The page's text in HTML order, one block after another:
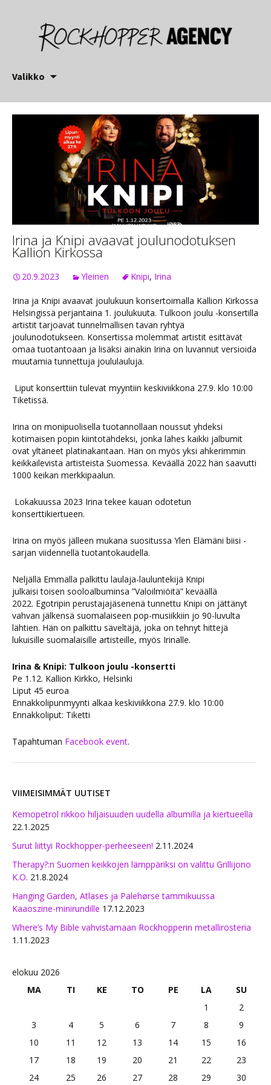
Valikko
Irina ja Knipi avaavat joulunodotuksen
Kallion Kirkossa
20.9.2023 Yleinen Knipi, Irina
Irina ja Knipi avaavat joulukuun konsertoimalla Kallion Kirkossa
Helsingissä perjantaina 1. joulukuuta. Tulkoon joulu -konsertilla
artistit tarjoavat tunnelmallisen tavan ryhtyä
joulunodotukseen. Konsertissa molemmat artistit esittävät
omaa tuotantoaan ja lisäksi ainakin Irina on luvannut versioida
muutamia tunnettuja joululauluja.
Liput konserttiin tulevat myyntiin keskiviikkona 27.9. klo 10:00
Tiketissä.
Irina on monipuolisella tuotannollaan noussut yhdeksi
kotimaisen popin kiintotähdeksi, jonka lähes kaikki jalbumit
ovat yltäneet platinakantaan. Hän on myös yksi ahkerimmin
keikkailevista artisteista Suomessa. Keväällä 2022 hän saavutti
1000 keikan merkkipaalun.
Lokakuussa 2023 Irina tekee kauan odotetun
konserttikiertueen.
Irina on myös jälleen mukana suositussa Ylen Elämäni biisi -
sarjan viidennellä tuotantokaudella.
Neljällä Emmalla palkittu laulaja-lauluntekijä Knipi
julkaisi toisen sooloalbuminsa ”Valoilmiöitä” keväällä
2022. Egotripin perustajajäsenenä tunnettu Knipi on jättänyt
vahvan jälkensä suomalaiseen pop-musiikkiin jo 90-luvulta
lähtien. Hän on palkittu säveltäjä, joka on tehnyt hittejä
lukuisille suomalaisille artisteille, myös Irinalle.
Irina & Knipi: Tulkoon joulu -konsertti
Pe 1.12. Kallion Kirkko, Helsinki
Liput 45 euroa
Ennakkolipunmyynti alkaa keskiviikkona 27.9. klo 10:00
Ennakkoliput: Tiketti
Tapahtuman Facebook event.
VIIMEISIMMÄT UUTISET
Kemopetrol rikkoo hiljaisuuden uudella albumilla ja kiertueella
22.1.2025
Surut liittyi Rockhopper-perheeseen! 2.11.2024
Therapy?:n Suomen keikkojen lämppäriksi on valittu Grillijono
K.O. 21.8.2024
Hanging Garden, Atlases ja Palehørse tammikuussa
Kaaoszine-minirundille 17.12.2023
Where’s My Bible vahvistamaan Rockhopperin metallirosteria
1.11.2023
elokuu 2026
MA
TI KE TO PE LA
SU
1
2
3
4 5 6 7 8
9
10
11 12 13 14 15
16
17
18 19 20 21 22
23
24
25 26 27 28 29 30